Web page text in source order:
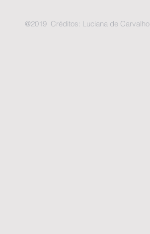
@2019 Créditos: Luciana de Carvalho